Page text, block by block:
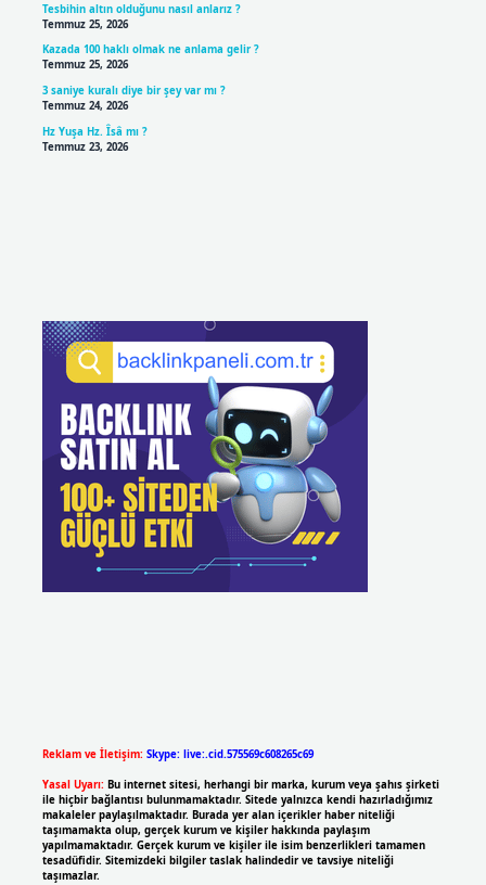
Tesbihin altın olduğunu nasıl anlarız ?
Temmuz 25, 2026
Kazada 100 haklı olmak ne anlama gelir ?
Temmuz 25, 2026
3 saniye kuralı diye bir şey var mı ?
Temmuz 24, 2026
Hz Yuşa Hz. Îsâ mı ?
Temmuz 23, 2026
Reklam ve İletişim: Skype: live:.cid.575569c608265c69
Yasal Uyarı: Bu internet sitesi, herhangi bir marka, kurum veya şahıs şirketi
ile hiçbir bağlantısı bulunmamaktadır. Sitede yalnızca kendi hazırladığımız
makaleler paylaşılmaktadır. Burada yer alan içerikler haber niteliği
taşımamakta olup, gerçek kurum ve kişiler hakkında paylaşım
yapılmamaktadır. Gerçek kurum ve kişiler ile isim benzerlikleri tamamen
tesadüfidir. Sitemizdeki bilgiler taslak halindedir ve tavsiye niteliği
taşımazlar.